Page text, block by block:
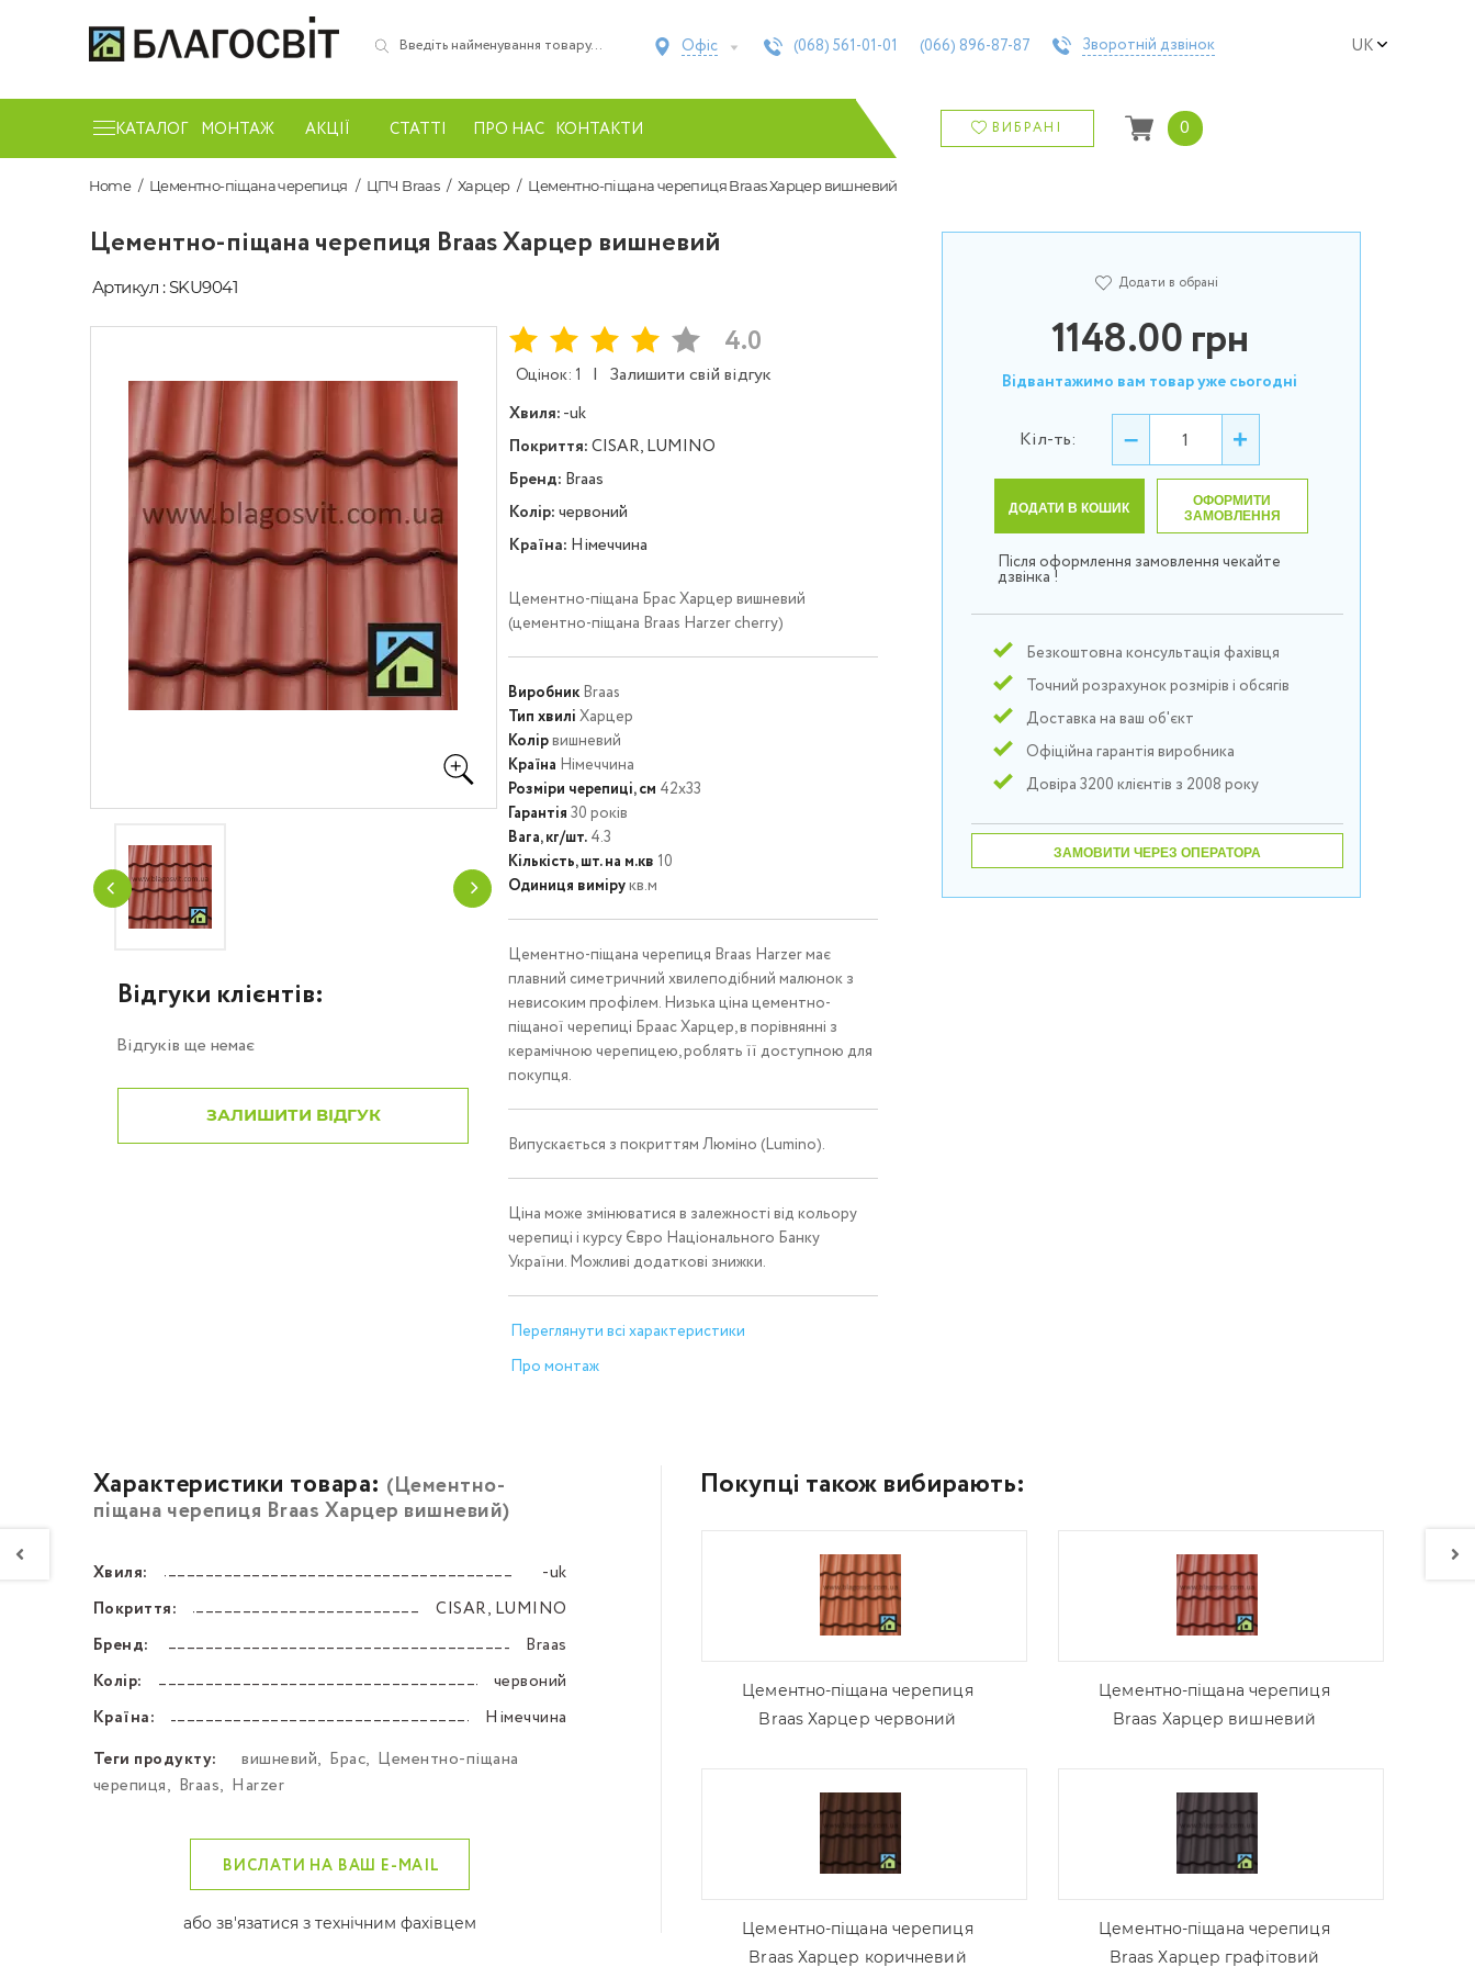
Офіс (068) 561-01-01 (066) 896-87-87 Зворотній дзвінок UK
КАТАЛОГ МОНТАЖ АКЦІЇ СТАТТІ ПРО НАС КОНТАКТИ ВИБРАНІ 0
Home Цементно-піщана черепиця ЦПЧ Braas Харцер Цементно-піщана черепиця Braas Харцер вишневий
Цементно-піщана черепиця Braas Харцер вишневий
Артикул : SKU9041
Відгуки клієнтів:
Відгуків ще немає
ЗАЛИШИТИ ВІДГУК
4.0
Оцінок: 1 | Залишити свій відгук
Хвиля:-uk
Покриття:CISAR, LUMINO
Бренд: Braas
Колір:червоний
Країна: Німеччина
Цементно-піщана Брас Харцер вишневий
(цементно-піщана Braas Harzer cherry)
ВиробникBraas
Тип хвилі Харцер
Колірвишневий
Країна Німеччина
Розміри черепиці, см 42х33
Гарантія 30 років
Вага, кг/шт.4.3
Кількість, шт. на м.кв 10
Одиниця вимірукв.м
Цементно-піщана черепиця Braas Harzer має
плавний симетричний хвилеподібний малюнок з
невисоким профілем. Низька ціна цементно-
піщаної черепиці Браас Харцер, в порівнянні з
керамічною черепицею, роблять її доступною для
покупця.
Випускається з покриттям Люміно (Lumino).
Ціна може змінюватися в залежності від кольору
черепиці і курсу Євро Національного Банку
України. Можливі додаткові знижки.
Переглянути всі характеристики
Про монтаж
Додати в обрані
1148.00грн
Відвантажимо вам товар уже сьогодні
Кіл-ть: – +
ДОДАТИ В КОШИК
ОФОРМИТИ
ЗАМОВЛЕННЯ
Після оформлення замовлення чекайте
дзвінка !
Безкоштовна консультація фахівця
Точний розрахунок розмірів і обсягів
Доставка на ваш об'єкт
Офіційна гарантія виробника
Довіра 3200 клієнтів з 2008 року
ЗАМОВИТИ ЧЕРЕЗ ОПЕРАТОРА
Характеристики товара: (Цементно-
піщана черепиця Braas Харцер вишневий)
Хвиля:
–––––––––––––––––––––––––––––––––––––––––––––
-uk
Покриття:
–––––––––––––––––––––––––––––––––––––––––––––
CISAR, LUMINO
Бренд:
–––––––––––––––––––––––––––––––––––––––––––––
Braas
Колір:
–––––––––––––––––––––––––––––––––––––––––––––червоний
Країна:
–––––––––––––––––––––––––––––––––––––––––––––Німеччина
Теги продукту:
вишневий, Брас, Цементно-піщана
черепиця, Braas, Harzer
ВИСЛАТИ НА ВАШ E-MAIL
або зв'язатися з технічним фахівцем
Покупці також вибирають:
Цементно-піщана черепиця
Braas Харцер червоний
Цементно-піщана черепиця
Braas Харцер вишневий
Цементно-піщана черепиця
Braas Харцер коричневий
Цементно-піщана черепиця
Braas Харцер графітовий